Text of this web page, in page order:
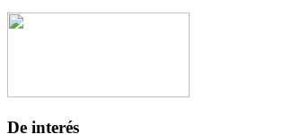
De interés